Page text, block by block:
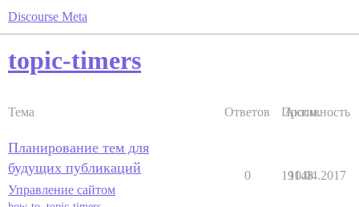
Discourse Meta
topic-timers
Тема Ответов Просм.
Активность
Планирование тем для
будущих публикаций
Управление сайтом
0 19148
10.04.2017